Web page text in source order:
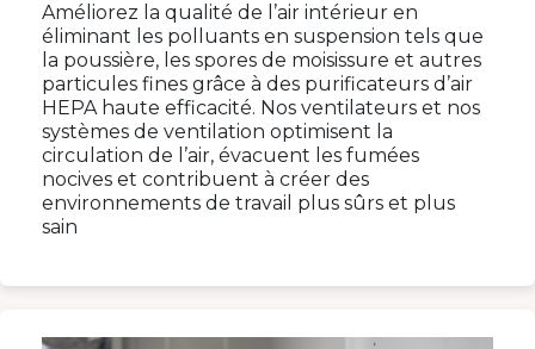
Améliorez la qualité de l’air intérieur en
éliminant les polluants en suspension tels que
la poussière, les spores de moisissure et autres
particules fines grâce à des purificateurs d’air
HEPA haute efficacité. Nos ventilateurs et nos
systèmes de ventilation optimisent la
circulation de l’air, évacuent les fumées
nocives et contribuent à créer des
environnements de travail plus sûrs et plus
sain